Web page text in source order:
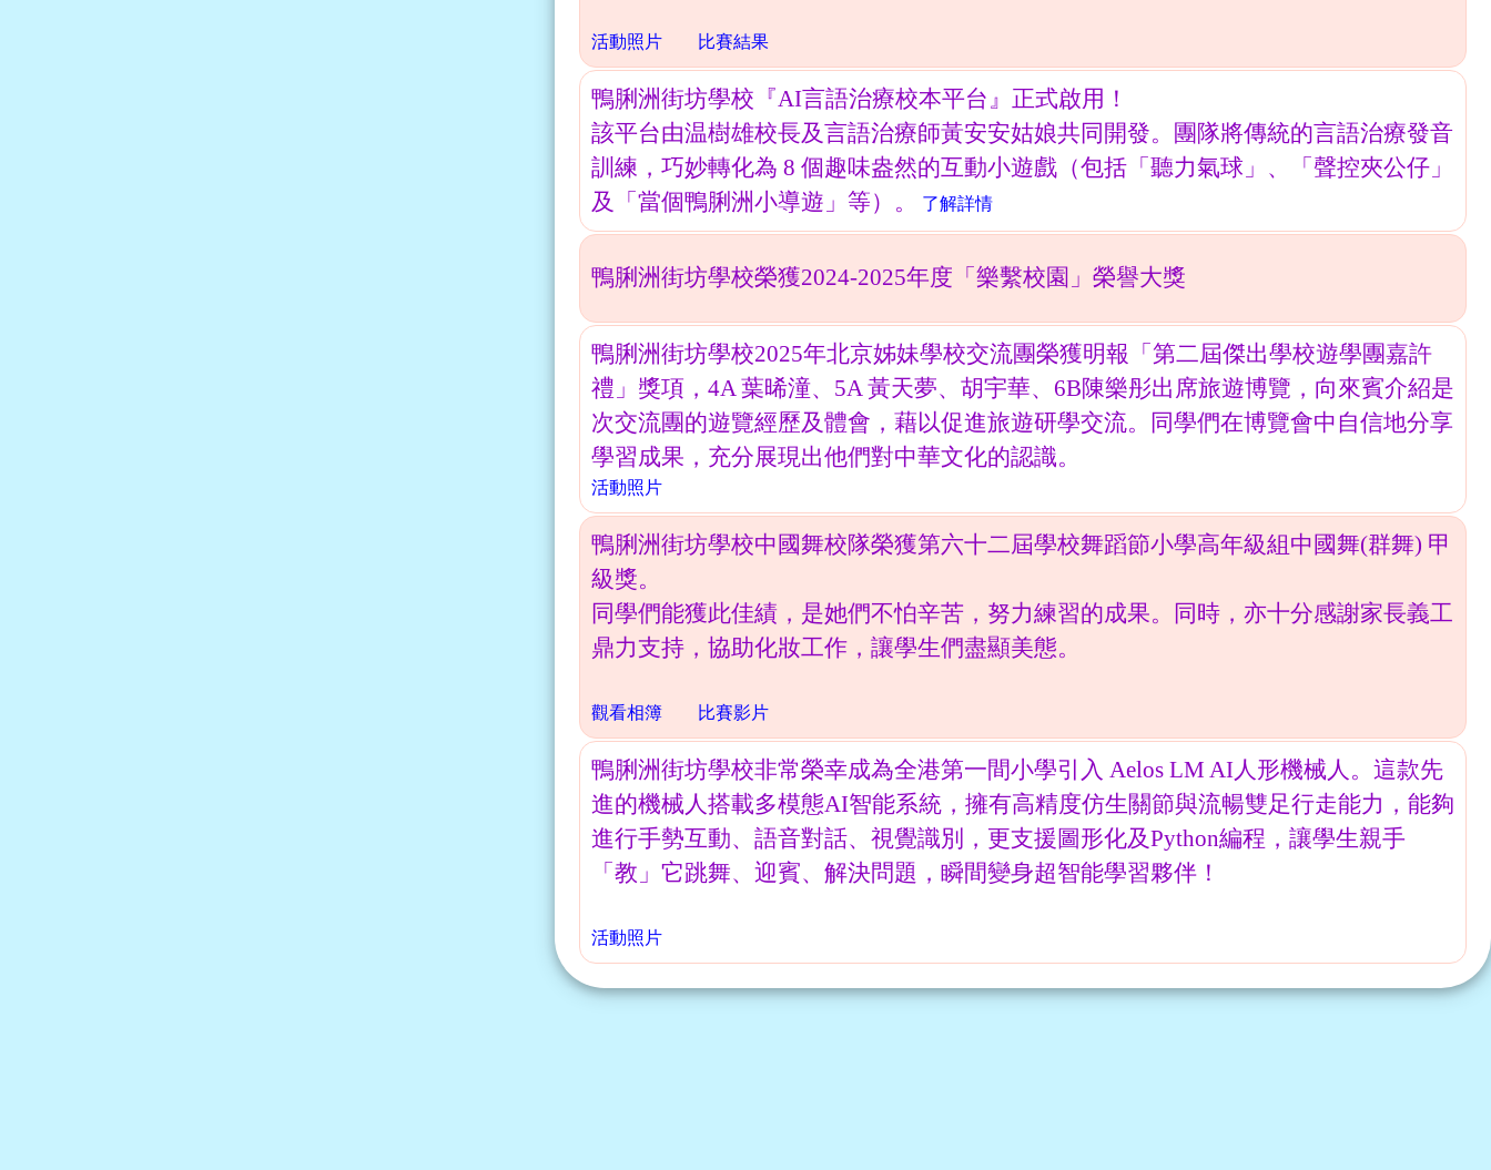
活動照片 比賽結果
鴨脷洲街坊學校『AI言語治療校本平台』正式啟用！
該平台由温樹雄校長及言語治療師黃安安姑娘共同開發。團隊將傳統的言語治療發音
訓練，巧妙轉化為 8 個趣味盎然的互動小遊戲（包括「聽力氣球」、「聲控夾公仔」
及「當個鴨脷洲小導遊」等）。
了解詳情
鴨脷洲街坊學校榮獲2024-2025年度「樂繫校園」榮譽大獎
鴨脷洲街坊學校2025年北京姊妹學校交流團榮獲明報「第二屆傑出學校遊學團嘉許
禮」獎項，4A 葉晞潼、5A 黃天夢、胡宇華、6B陳樂彤出席旅遊博覽，向來賓介紹是
次交流團的遊覽經歷及體會，藉以促進旅遊研學交流。同學們在博覽會中自信地分享
學習成果，充分展現出他們對中華文化的認識。
活動照片
鴨脷洲街坊學校中國舞校隊榮獲第六十二屆學校舞蹈節小學高年級組中國舞(群舞) 甲
級獎。
同學們能獲此佳績，是她們不怕辛苦，努力練習的成果。同時，亦十分感謝家長義工
鼎力支持，協助化妝工作，讓學生們盡顯美態。
觀看相簿 比賽影片
鴨脷洲街坊學校非常榮幸成為全港第一間小學引入 Aelos LM AI人形機械人。這款先
進的機械人搭載多模態AI智能系統，擁有高精度仿生關節與流暢雙足行走能力，能夠
進行手勢互動、語音對話、視覺識別，更支援圖形化及Python編程，讓學生親手
「教」它跳舞、迎賓、解決問題，瞬間變身超智能學習夥伴！
活動照片